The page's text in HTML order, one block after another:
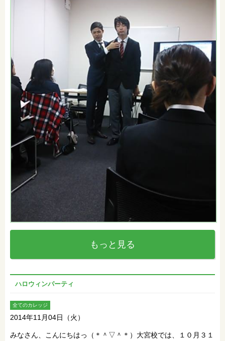
もっと見る
ハロウィンパーティ
全てのカレッジ
2014年11月04日（火）
みなさん、こんにちはっ（＊＾▽＾＊）大宮校では、１０月３１